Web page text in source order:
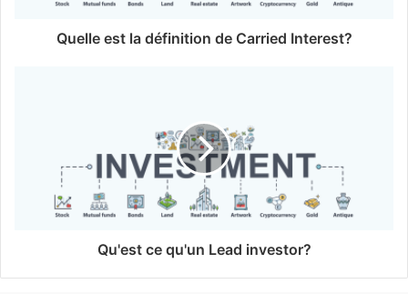
Quelle est la définition de Carried Interest?
Qu'est ce qu'un Lead investor?